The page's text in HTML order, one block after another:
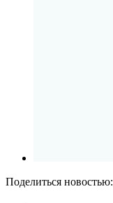
Поделиться новостью: